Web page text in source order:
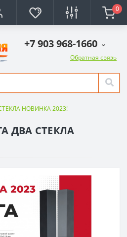
0
+7 903 968-1660
Обратная связь
НОВИНКА 2023!
ДВА СТЕКЛА